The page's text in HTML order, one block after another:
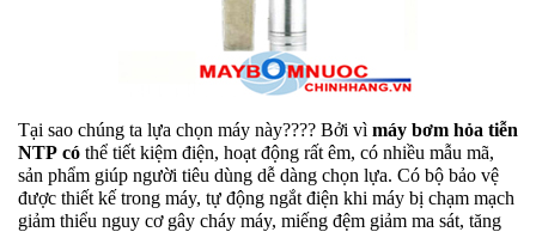
Tại sao chúng ta lựa chọn máy này???? Bởi vì máy bơm hỏa tiễn
NTP có thể tiết kiệm điện, hoạt động rất êm, có nhiều mẫu mã,
sản phẩm giúp người tiêu dùng dễ dàng chọn lựa. Có bộ bảo vệ
được thiết kế trong máy, tự động ngắt điện khi máy bị chạm mạch
giảm thiểu nguy cơ gây cháy máy, miếng đệm giảm ma sát, tăng